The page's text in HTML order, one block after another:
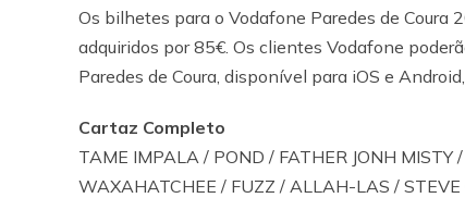
Os bilhetes para o Vodafone Paredes de
adquiridos por 85€. Os clientes Vodafone
Paredes de Coura, disponível para iOS e
Cartaz Completo
TAME IMPALA / POND / FATHER JONH MISTY
WAXAHATCHEE / FUZZ / ALLAH-LAS /